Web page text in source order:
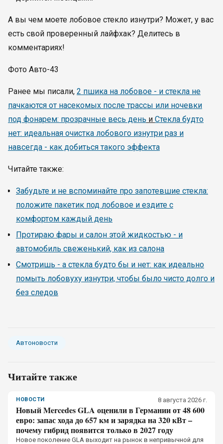
А вы чем моете лобовое стекло изнутри? Может, у вас
есть свой проверенный лайфхак? Делитесь в
комментариях!
Фото Авто-43
Ранее мы писали, 2 пшика на лобовое - и стекла не
пачкаются от насекомых после трассы или ночевки
под фонарем: прозрачные весь день и Стекла будто
нет: идеальная очистка лобового изнутри раз и
навсегда - как добиться такого эффекта
Читайте также:
Забудьте и не вспоминайте про запотевшие стекла:
положите пакетик под лобовое и ездите с
комфортом каждый день
Протираю фары и салон этой жидкостью - и
автомобиль свеженький, как из салона
Смотришь - а стекла будто бы и нет: как идеально
помыть лобовуху изнутри, чтобы было чисто долго и
без следов
Автоновости
Читайте также
НОВОСТИ 8 августа 2026 г.
Новый Mercedes GLA оценили в Германии от 48 600
евро: запас хода до 657 км и зарядка на 320 кВт –
почему гибрид появится только в 2027 году
Новое поколение GLA выходит на рынок в непривычной для